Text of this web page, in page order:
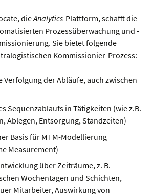
dieAnalytics-Plattform, schafft die
Prozessüberwachung und -
Sie bietet folgende
Kommissionier-Prozess:
Verfolgung der Abläufe, auch zwischen
Sequenzablaufs in Tätigkeiten (wie z.B.
Ablegen, Entsorgung, Standzeiten)
Basis für MTM-Modellierung
Measurement)
über Zeiträume, z. B.
Wochentagen und Schichten,
Mitarbeiter, Auswirkung von